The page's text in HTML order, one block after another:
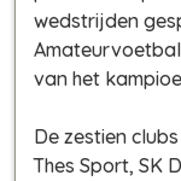
wedstrijden
van het
De zestien clubs
Thes Sport, SK